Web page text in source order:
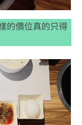
的價位真的只得